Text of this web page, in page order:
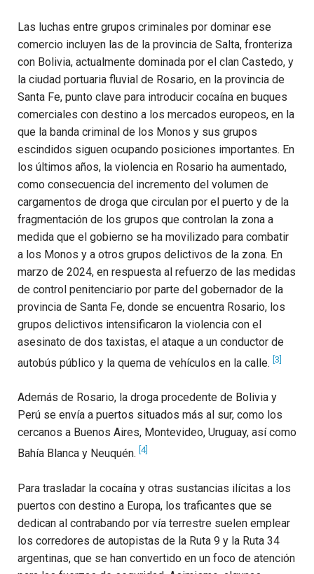
Las luchas entre grupos criminales por dominar ese
comercio incluyen las de la provincia de Salta, fronteriza
con Bolivia, actualmente dominada por el clan Castedo, y
la ciudad portuaria fluvial de Rosario, en la provincia de
Santa Fe, punto clave para introducir cocaína en buques
comerciales con destino a los mercados europeos, en la
que la banda criminal de los Monos y sus grupos
escindidos siguen ocupando posiciones importantes. En
los últimos años, la violencia en Rosario ha aumentado,
como consecuencia del incremento del volumen de
cargamentos de droga que circulan por el puerto y de la
fragmentación de los grupos que controlan la zona a
medida que el gobierno se ha movilizado para combatir
a los Monos y a otros grupos delictivos de la zona. En
marzo de 2024, en respuesta al refuerzo de las medidas
de control penitenciario por parte del gobernador de la
provincia de Santa Fe, donde se encuentra Rosario, los
grupos delictivos intensificaron la violencia con el
asesinato de dos taxistas, el ataque a un conductor de
autobús público y la quema de vehículos en la calle. [3]
Además de Rosario, la droga procedente de Bolivia y
Perú se envía a puertos situados más al sur, como los
cercanos a Buenos Aires, Montevideo, Uruguay, así como
Bahía Blanca y Neuquén. [4]
Para trasladar la cocaína y otras sustancias ilícitas a los
puertos con destino a Europa, los traficantes que se
dedican al contrabando por vía terrestre suelen emplear
los corredores de autopistas de la Ruta 9 y la Ruta 34
argentinas, que se han convertido en un foco de atención